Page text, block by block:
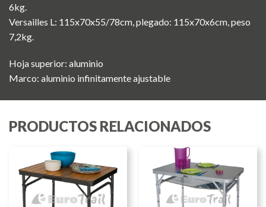
6kg.
Versailles L: 115x70x55/78cm, plegado: 115x70x6cm, peso
7,2kg.
Hoja superior: aluminio
Marco: aluminio infinitamente ajustable
PRODUCTOS RELACIONADOS